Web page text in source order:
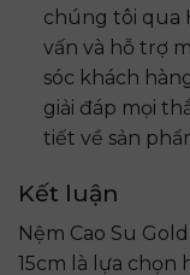
chúng tôi qua
vấn và hỗ trợ
sóc khách
giải đáp mọi
tiết về sản
Kết luận
Nệm Cao Su
15cm là lựa chọn